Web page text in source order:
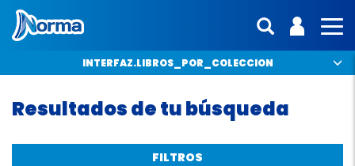
ENTRA |
INTERFAZ.LIBROS_POR_COLECCION
Resultados de tu búsqueda
FILTROS